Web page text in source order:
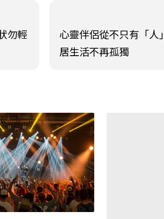
勿輕
心靈伴侶從不只有「人
居生活不再孤獨